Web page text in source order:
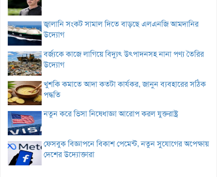
জ্বালানি সংকট সামাল দিতে বাড়ছে এলএনজি আমদানির
উদ্যোগ
বর্জ্যকে কাজে লাগিয়ে বিদ্যুৎ উৎপাদনসহ নানা পণ্য তৈরির
উদ্যোগ
খুশকি কমাতে আদা কতটা কার্যকর, জানুন ব্যবহারের সঠিক
পদ্ধতি
নতুন করে ভিসা নিষেধাজ্ঞা আরোপ করল যুক্তরাষ্ট্র
ফেসবুক বিজ্ঞাপনে বিকাশ পেমেন্ট, নতুন সুযোগের অপেক্ষায়
দেশের উদ্যোক্তারা